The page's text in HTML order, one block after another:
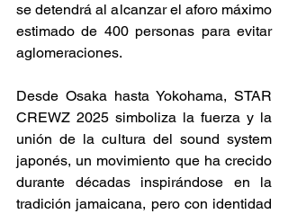
se detendrá al alcanzar el aforo máximo
estimado de 400 personas para evitar
aglomeraciones.
Desde Osaka hasta Yokohama, STAR
CREWZ 2025 simboliza la fuerza y la
unión de la cultura del sound system
japonés, un movimiento que ha crecido
durante décadas inspirándose en la
tradición jamaicana, pero con identidad